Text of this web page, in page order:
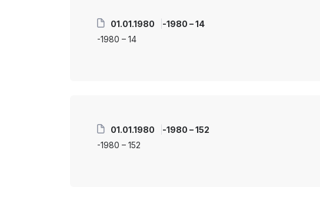
01.01.1980
-1980 – 14
-1980 – 14
01.01.1980
-1980 – 152
-1980 – 152